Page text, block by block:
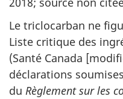
Le triclocarban ne
Liste critique des
(Santé Canada
déclarations
du Règlement sur les